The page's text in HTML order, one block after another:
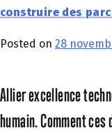
construire des
Posted on 28
Allier excellence
humain. Comment